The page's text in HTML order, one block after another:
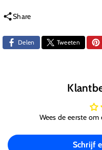
Share
Delen Tweeten
Wees de eerste
Schrijf